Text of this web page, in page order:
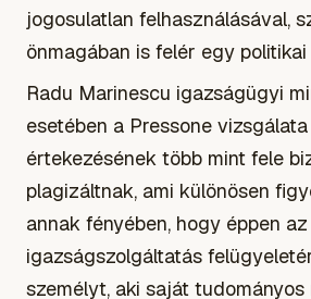
jogosulatlan felhasználásával,
önmagában is felér egy politikai
Radu Marinescu igazságügyi
esetében a Pressone
értekezésének több mint fele
plagizáltnak, ami különösen
annak fényében, hogy éppen az
igazságszolgáltatás
személyt, aki saját tudományos